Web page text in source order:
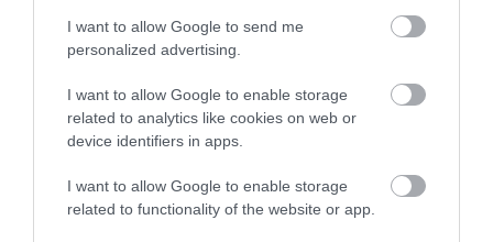
I want to allow Google to send me
personalized advertising.
I want to allow Google to enable storage
related to analytics like cookies on web or
device identifiers in apps.
I want to allow Google to enable storage
related to functionality of the website or app.
AZ ÖREGSÉG NEM MINDIG
LEJTŐ: 65 FELETT IS LEHET
ÚJRAKEZDENI
2026. JÚLIUS 03.
NÉPI NAPTÁR NYOMÁBAN:
JÚLIUS ELSŐ FELE – ARATÁS,
BOLDOGASSZONY ÉS A NYÁR
NAGY PRÓBÁJA